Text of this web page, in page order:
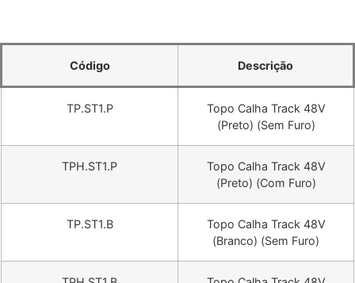
Código Descrição
TP.ST1.P
Topo Calha Track 48V
(Preto) (Sem Furo)
TPH.ST1.P
Topo Calha Track 48V
(Preto) (Com Furo)
TP.ST1.B
Topo Calha Track 48V
(Branco) (Sem Furo)